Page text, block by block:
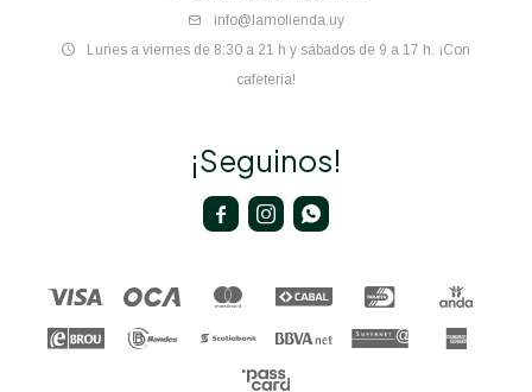
info@lamolienda.uy
Lunes a viernes de 8:30 a 21 h y sábados de 9 a 17 h. ¡Con
cafetería!
¡Seguinos!
  